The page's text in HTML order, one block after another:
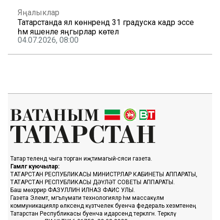
Яңалыклар
Татарстанда ял көннәрендә 31 градуска кадәр эссе
һәм яшенле яңгырлар көтелә
04.07.2026, 08:00
Татар телендә чыга торган иҗтимагый-сәяси газета.
Гамәлгә куючылар:
ТАТАРСТАН РЕСПУБЛИКАСЫ МИНИСТРЛАР КАБИНЕТЫ АППАРАТЫ,
ТАТАРСТАН РЕСПУБЛИКАСЫ ДӘҮЛӘТ СОВЕТЫ АППАРАТЫ.
Баш мөхәррир ФАЗУЛЛИН ИЛНАЗ ФАИС УЛЫ.
Газета Элемтә, мәгълүмати технологияләр һәм массакүләм
коммуникацияләр өлкәсендә күзәтчелек буенча федераль хезмәтенең
Татарстан Республикасы буенча идарәсендә теркәлгән. Теркәлү